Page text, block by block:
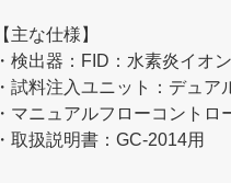
【主な仕様】
・検出器：FID：水素炎イオ
・試料注入ユニット：デュ
・マニュアルフローコントロ
・取扱説明書：GC-2014用